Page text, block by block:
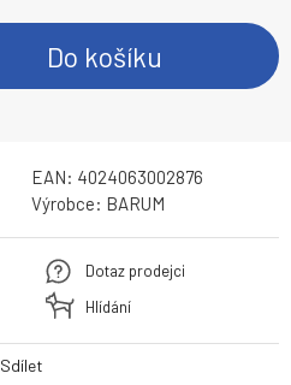
Do košíku
EAN: 4024063002876
Výrobce: BARUM
Dotaz prodejci
Hlídání
Sdílet